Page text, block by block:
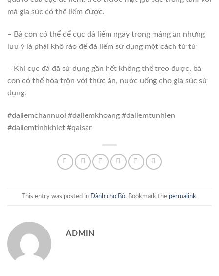
mà gia súc có thể liếm được.
– Bà con có thể để cục đá liếm ngay trong máng ăn nhưng
lưu ý là phải khô ráo để đá liếm sử dụng một cách từ từ.
– Khi cục đá đã sử dụng gần hết không thể treo được, bà
con có thể hòa trộn với thức ăn, nước uống cho gia súc sử
dụng.
#daliemchannuoi #daliemkhoang #daliemtunhien
#daliemtinhkhiet #qaisar
This entry was posted in Dành cho Bò. Bookmark the permalink.
ADMIN